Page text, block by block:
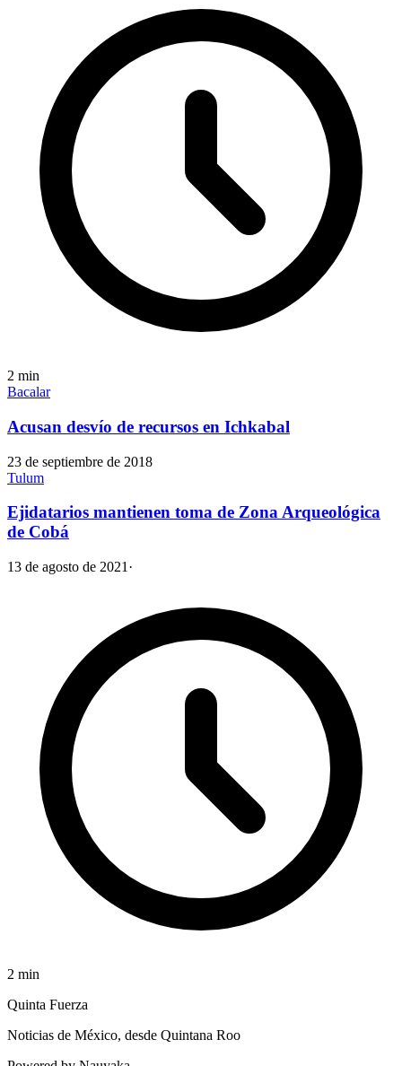
2 min
Bacalar
Acusan desvío de recursos en Ichkabal
23 de septiembre de 2018
Tulum
Ejidatarios mantienen toma de Zona Arqueológica
de Cobá
13 de agosto de 2021 ·
2 min
Quinta Fuerza
Noticias de México, desde Quintana Roo